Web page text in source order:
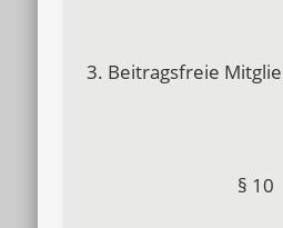
3. Beitragsfreie
§ 10